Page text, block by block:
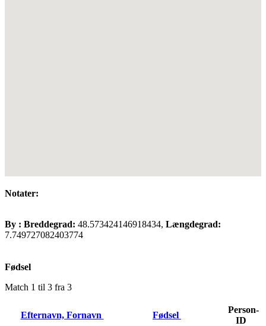
Notater:
By : Breddegrad: 48.573424146918434, Længdegrad:
7.749727082403774
Fødsel
Match 1 til 3 fra 3
Efternavn, Fornavn Fødsel
Person-
ID